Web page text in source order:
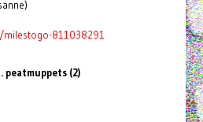
811038291
peatmuppets (2)